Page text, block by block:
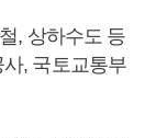
, 상하수도 등
, 국토교통부